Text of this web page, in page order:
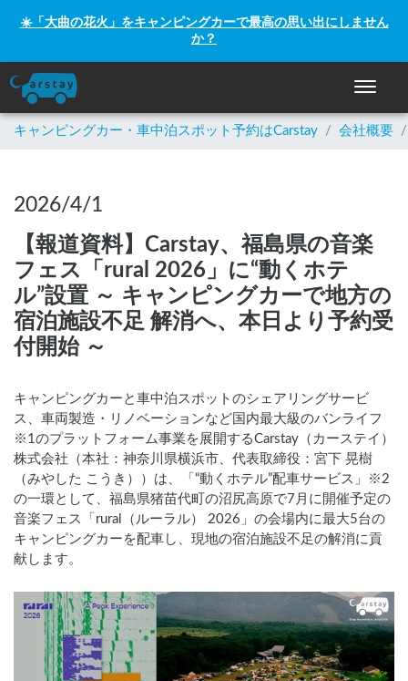
☀️「大曲の花火」をキャンピングカーで最高の思い出にしません
か？
ナビゲ
キャンピングカー・車中泊スポット予約はCarstay / 会社概要 /
2026/4/1
【報道資料】Carstay、福島県の音楽
フェス「rural 2026」に“動くホテ
ル”設置 ～ キャンピングカーで地方の
宿泊施設不足 解消へ、本日より予約受
付開始 ～
キャンピングカーと車中泊スポットのシェアリングサービ
ス、車両製造・リノベーションなど国内最大級のバンライフ
※1のプラットフォーム事業を展開するCarstay（カーステイ）
株式会社（本社：神奈川県横浜市、代表取締役：宮下 晃樹
（みやした こうき））は、「“動くホテル”配車サービス」※2
の一環として、福島県猪苗代町の沼尻高原で7月に開催予定の
音楽フェス「rural（ルーラル） 2026」の会場内に最大5台の
キャンピングカーを配車し、現地の宿泊施設不足の解消に貢
献します。